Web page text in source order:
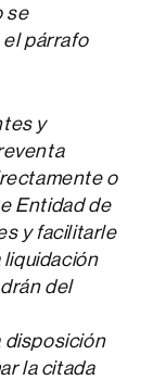
se
párrafo
y
o
Entidad de
y facilitarle
liquidación
del
disposición
la citada